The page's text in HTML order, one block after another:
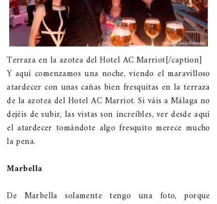
Terraza en la azotea del Hotel AC Marriot[/caption]
Y aquí comenzamos una noche, viendo el maravilloso
atardecer con unas cañas bien fresquitas en la terraza
de la azotea del Hotel AC Marriot. Si váis a Málaga no
dejéis de subir, las vistas son increíbles, ver desde aquí
el atardecer tomándote algo fresquito merece mucho
la pena.
Marbella
De Marbella solamente tengo una foto, porque